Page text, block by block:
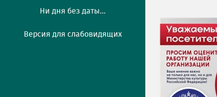
Ни дня без даты...
Версия для слабовидящих